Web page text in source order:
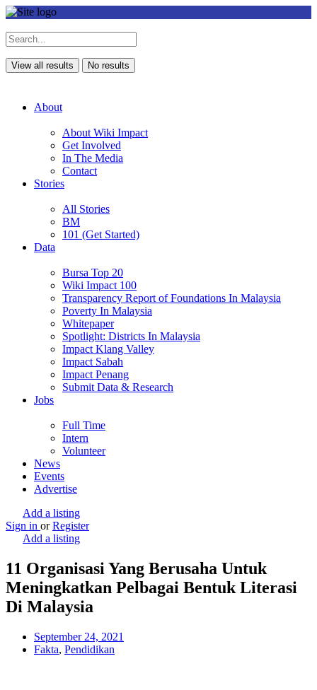
View all results No results
About
About Wiki Impact
Get Involved
In The Media
Contact
Stories
All Stories
BM
101 (Get Started)
Data
Bursa Top 20
Wiki Impact 100
Transparency Report of Foundations In Malaysia
Poverty In Malaysia
Whitepaper
Spotlight: Districts In Malaysia
Impact Klang Valley
Impact Sabah
Impact Penang
Submit Data & Research
Jobs
Full Time
Intern
Volunteer
News
Events
Advertise
Add a listing
Sign in or Register
Add a listing
11 Organisasi Yang Berusaha Untuk
Meningkatkan Pelbagai Bentuk Literasi
Di Malaysia
September 24, 2021
Fakta, Pendidikan